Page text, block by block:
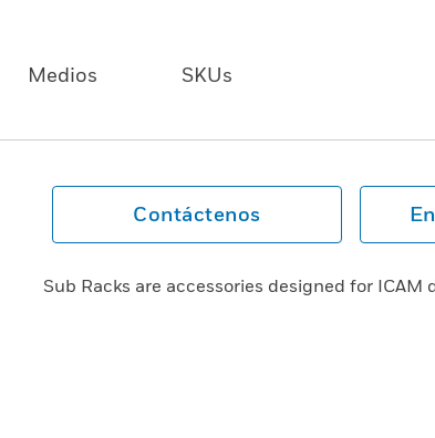
Medios SKUs
Contáctenos
Sub Racks are accessories designed for ICAM